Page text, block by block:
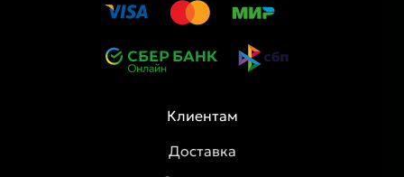
Клиентам
Доставка